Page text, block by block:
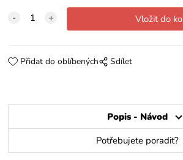
Přidat do oblíbených Sdílet
Popis - Návod
Potřebujete poradit?